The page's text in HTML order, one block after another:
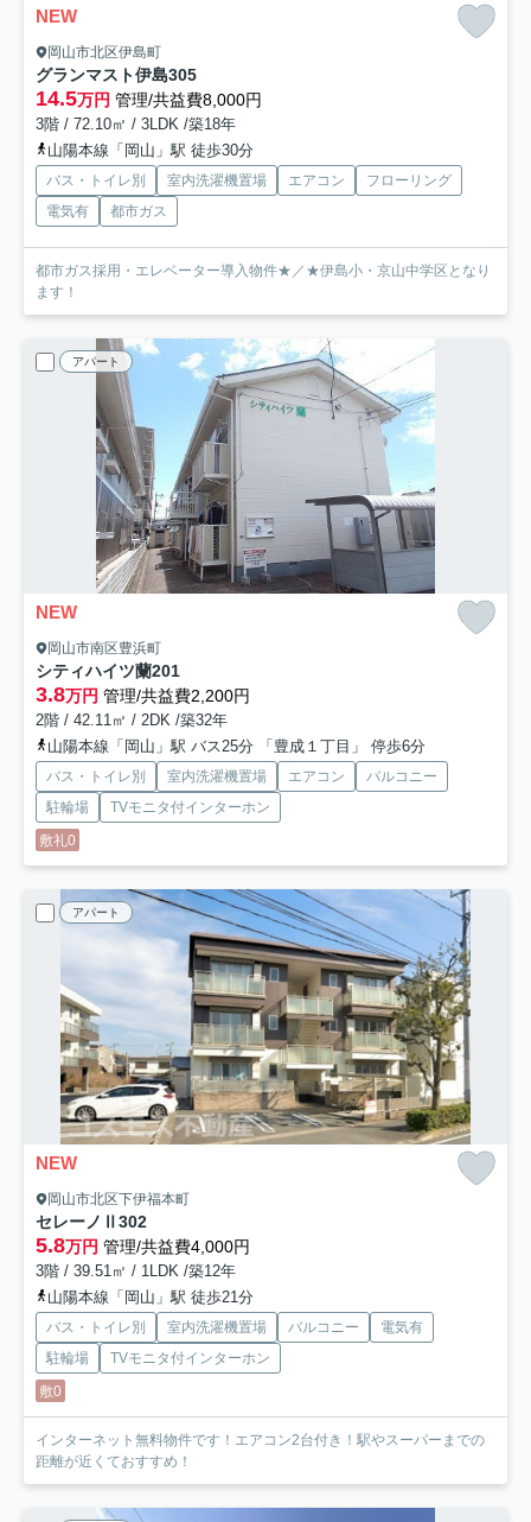
NEW
岡山市北区伊島町
グランマスト伊島305
14.5万円 管理/共益費8,000円
3階 / 72.10㎡ / 3LDK /築18年
山陽本線「岡山」駅 徒歩30分
バス・トイレ別 室内洗濯機置場 エアコン
フローリング
電気有
都市ガス
都市ガス採用・エレベーター導入物件★／★伊島小・京山中学区となり
ます！
アパート
NEW
岡山市南区豊浜町
シティハイツ蘭201
3.8万円 管理/共益費2,200円
2階 / 42.11㎡ / 2DK /築32年
山陽本線「岡山」駅 バス25分 「豊成１丁目」 停歩6分
バス・トイレ別 室内洗濯機置場 エアコン
バルコニー
駐輪場
TVモニタ付インターホン
敷礼0
アパート
NEW
岡山市北区下伊福本町
セレーノⅡ302
5.8万円 管理/共益費4,000円
3階 / 39.51㎡ / 1LDK /築12年
山陽本線「岡山」駅 徒歩21分
バス・トイレ別 室内洗濯機置場 バルコニー
電気有
駐輪場
TVモニタ付インターホン
敷0
インターネット無料物件です！エアコン2台付き！駅やスーパーまでの
距離が近くておすすめ！